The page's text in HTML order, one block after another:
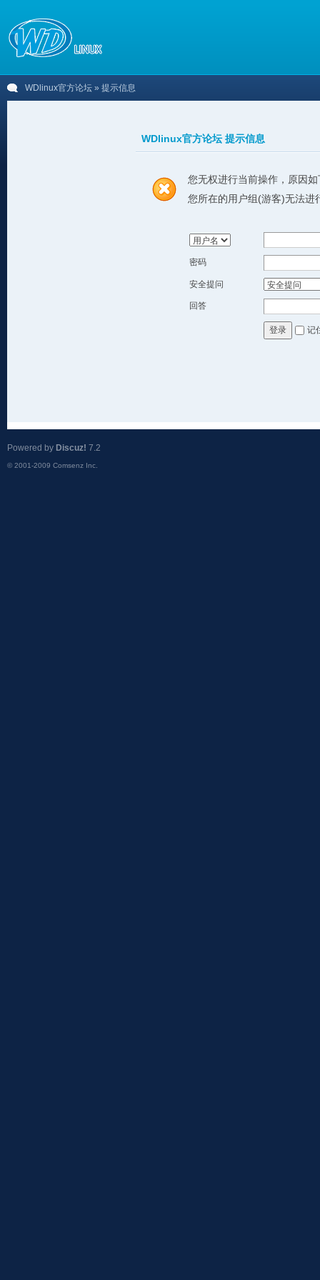
WDlinux官方论坛 » 提示信息
WDlinux官方论坛 提示信息
您无权进行当前操作，原因如
您所在的用户组(游客)无法进
密码
安全提问
回答
登录 记
Powered by Discuz! 7.2
© 2001-2009 Comsenz Inc.